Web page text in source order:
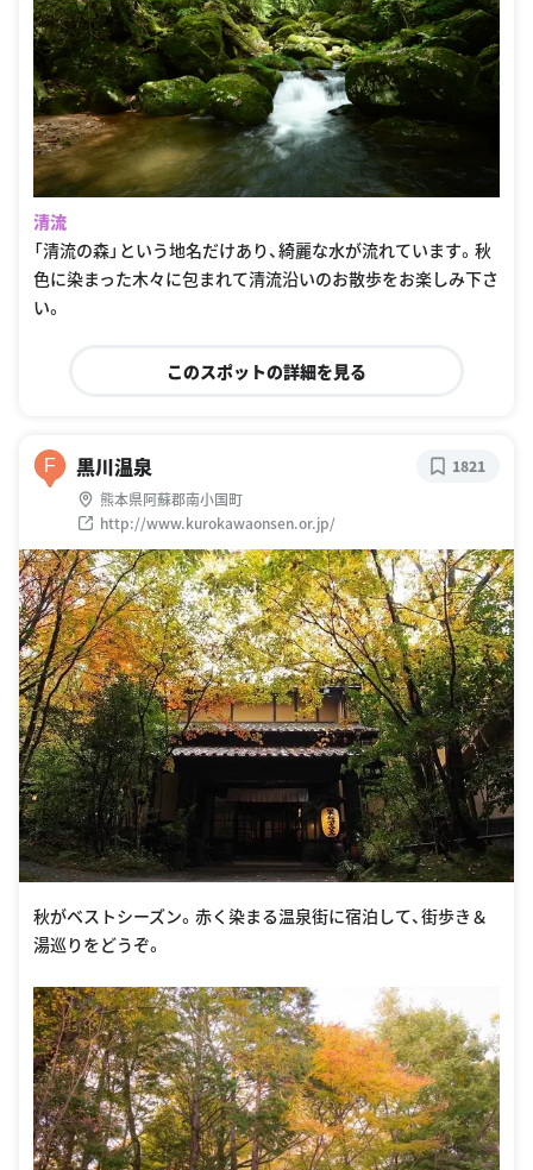
清流
「清流の森」という地名だけあり、綺麗な水が流れています。秋
色に染まった木々に包まれて清流沿いのお散歩をお楽しみ下さ
い。
このスポットの詳細を見る
F 黒川温泉
熊本県阿蘇郡南小国町
http://www.kurokawaonsen.or.jp/
1821
秋がベストシーズン。赤く染まる温泉街に宿泊して、街歩き＆
湯巡りをどうぞ。